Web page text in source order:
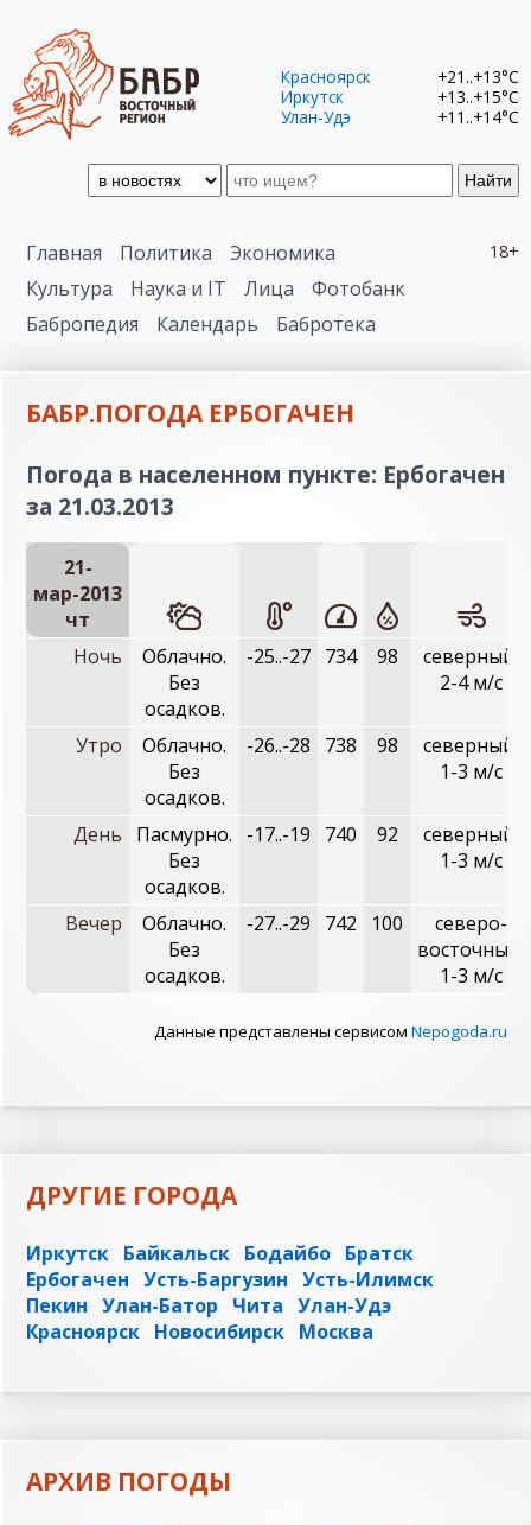
Найти
Красноярск
+21..+13°C
Иркутск
+13..+15°C
Улан-Удэ
+11..+14°C
18+
Главная Политика
Экономика
Культура
Наука и IT Лица
Фотобанк
Бабропедия
Календарь Бабротека
БАБР.ПОГОДА ЕРБОГАЧЕН
Погода в населенном пункте: Ербогачен
за 21.03.2013
21-
мар-2013
чт
Ночь
Облачно.
Без
осадков.
-25..-27 734 98
северный,
2-4 м/с
Утро
Облачно.
Без
осадков.
-26..-28 738 98
северный,
1-3 м/с
День
Пасмурно.
Без
осадков.
-17..-19 740 92
северный,
1-3 м/с
Вечер
Облачно.
Без
осадков.
-27..-29 742 100
северо-
восточный,
1-3 м/с
Данные представлены сервисом Nepogoda.ru
ДРУГИЕ ГОРОДА
Иркутск Байкальск Бодайбо Братск
Ербогачен Усть-Баргузин Усть-Илимск
Пекин Улан-Батор Чита Улан-Удэ
Красноярск Новосибирск Москва
АРХИВ ПОГОДЫ